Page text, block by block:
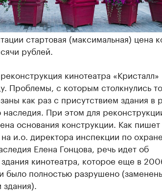
стартовая (максимальная) цена
рублей.
кинотеатра «Кристалл»
Проблемы, с которым столкнулись
как раз с присутствием здания в
наследия. При этом для
основания конструкции. Как
и.о. директора инспекции по охране
Елена Гонцова, речь идет об
кинотеатра, которое еще в
было полностью разрушено